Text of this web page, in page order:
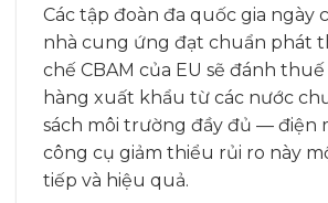
Các tập đoàn đa quốc gia ngày
nhà cung ứng đạt chuẩn phát
chế CBAM của EU sẽ đánh
hàng xuất khẩu từ các nước
sách môi trường đầy đủ — điện
công cụ giảm thiểu rủi ro này
tiếp và hiệu quả.